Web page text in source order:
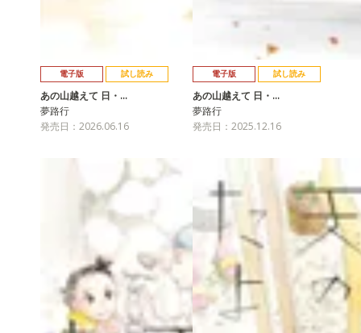
電子版 試し読み
あの山越えて 日・…
夢路行
発売日：2026.06.16
電子版 試し読み
あの山越えて 日・…
夢路行
発売日：2025.12.16